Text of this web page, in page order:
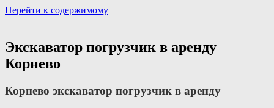
Перейти к содержимому
Экскаватор погрузчик в аренду
Корнево
Корнево экскаватор погрузчик в аренду